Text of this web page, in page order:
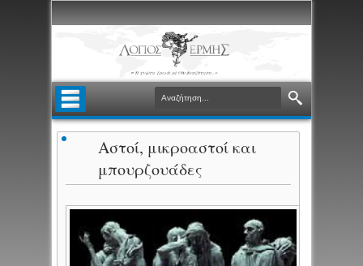
Αστοί, μικροαστοί και
μπουρζουάδες